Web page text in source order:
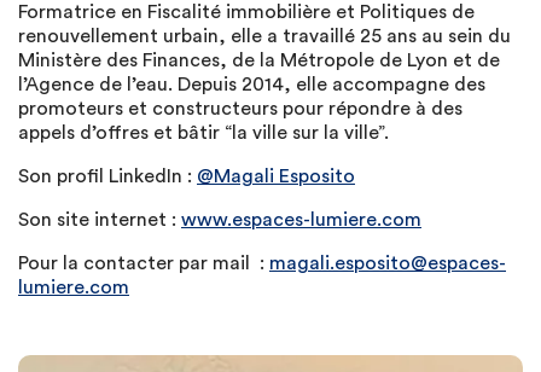
Formatrice en Fiscalité immobilière et Politiques de
renouvellement urbain, elle a travaillé 25 ans au sein du
Ministère des Finances, de la Métropole de Lyon et de
l’Agence de l’eau. Depuis 2014, elle accompagne des
promoteurs et constructeurs pour répondre à des
appels d’offres et bâtir “la ville sur la ville”.
Son profil LinkedIn : @Magali Esposito
Son site internet : www.espaces-lumiere.com
Pour la contacter par mail : magali.esposito@espaces-
lumiere.com